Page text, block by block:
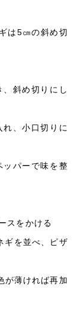
は5㎝の斜め切
斜め切りにし
、小口切りに
ッパーで味を整
スをかける
ギを並べ、ピザ
が薄ければ再加